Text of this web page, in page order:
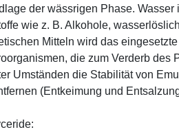
der wässrigen Phase.
wie z. B. Alkohole,
Mitteln wird das
die zum Verderb des
Umständen die Stabilität von
(Entkeimung und